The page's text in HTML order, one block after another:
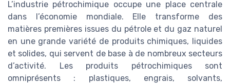
L’industrie pétrochimique occupe une place centrale
dans l’économie mondiale. Elle transforme des
matières premières issues du pétrole et du gaz naturel
en une grande variété de produits chimiques, liquides
et solides, qui servent de base à de nombreux secteurs
d’activité. Les produits pétrochimiques sont
omniprésents : plastiques, engrais, solvants,